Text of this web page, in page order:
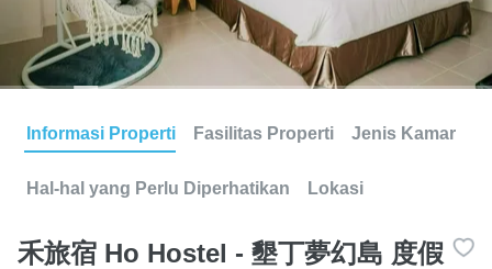
Informasi Properti Fasilitas Properti Jenis Kamar
Hal-hal yang Perlu Diperhatikan Lokasi
禾旅宿 Ho Hostel - 墾丁夢幻島 度假